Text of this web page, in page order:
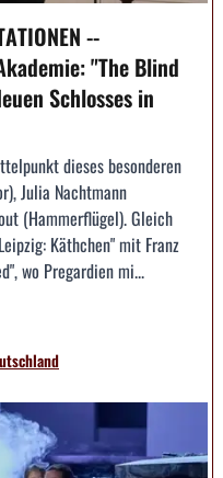
--
"The Blind
Schlosses in
dieses besonderen
Julia Nachtmann
(Hammerflügel). Gleich
Käthchen" mit Franz
wo Pregardien mi...